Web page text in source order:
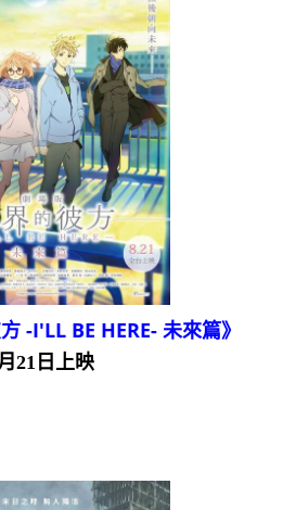
-I'LL BE HERE- 未來篇》
21日上映